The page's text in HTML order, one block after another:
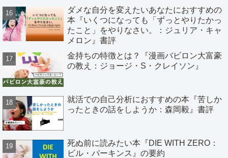
ダメな自分を変えたいあなたにおすすめの
本『いくつになっても「ずっとやりたかっ
たこと」をやりなさい。：ジュリア・キャ
メロン』書評
金持ちの特徴とは？『漫画バビロン大富豪
の教え：ジョージ・S・クレイソン』
就活での自己分析におすすめの本『苦しか
ったときの話をしようか：森岡毅』書評
死ぬ前に読みたい本『DIE WITH ZERO：
ビル・パーキンス』の要約